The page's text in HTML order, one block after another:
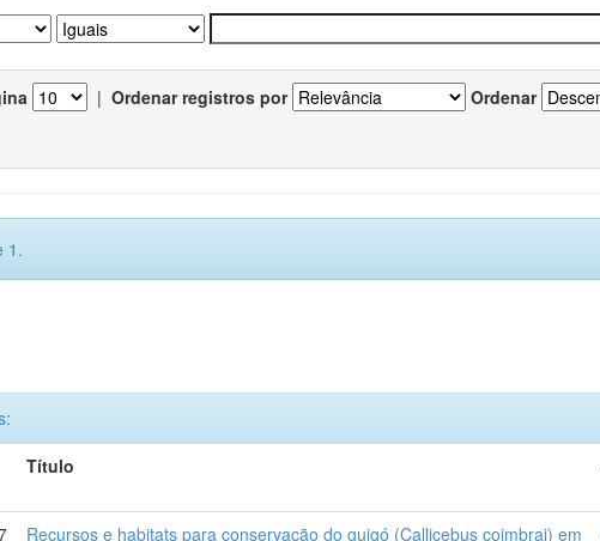
| Ordenar registros por Ordenar
1.
Título
Recursos e habitats para conservação do guigó (Callicebus coimbrai) em